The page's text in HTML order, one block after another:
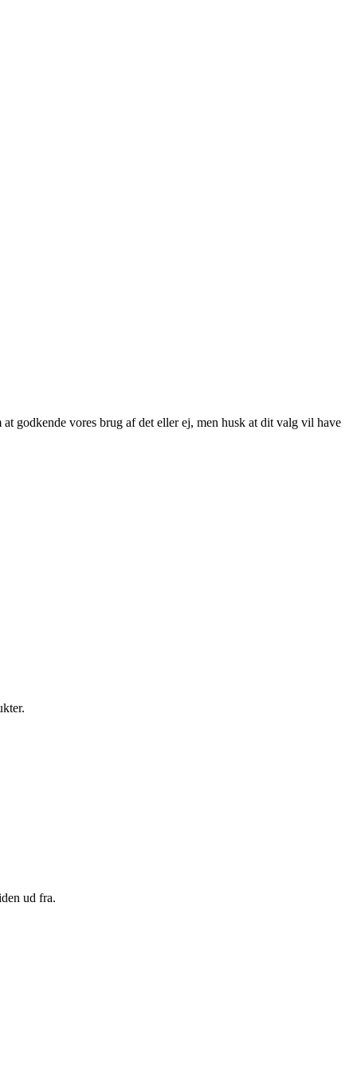
godkende vores brug af det eller ej, men husk at dit valg vil have
ud fra.